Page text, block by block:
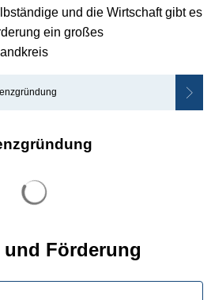
und die Wirtschaft gibt es
ein großes
Förderung